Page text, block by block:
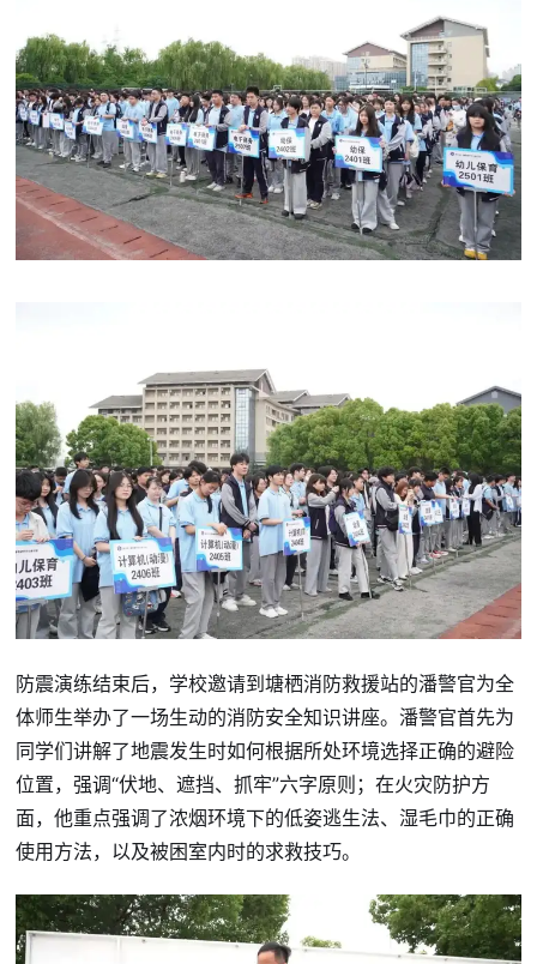
防震演练结束后，学校邀请到塘栖消防救援站的潘警官为全
体师生举办了一场生动的消防安全知识讲座。潘警官首先为
同学们讲解了地震发生时如何根据所处环境选择正确的避险
位置，强调“伏地、遮挡、抓牢”六字原则；在火灾防护方
面，他重点强调了浓烟环境下的低姿逃生法、湿毛巾的正确
使用方法，以及被困室内时的求救技巧。